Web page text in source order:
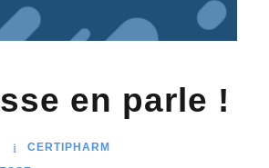
en parle !
CERTIPHARM